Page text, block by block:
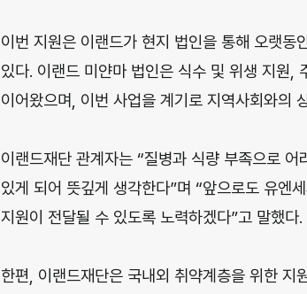
이번 지원은 이랜드가 현지 법인을 통해 오랫
있다. 이랜드 미얀마 법인은 식수 및 위생 지원,
이어왔으며, 이번 사업을 계기로 지역사회와의
이랜드재단 관계자는 “질병과 식량 부족으로
있게 되어 뜻깊게 생각한다”며 “앞으로도 유엔
지원이 전달될 수 있도록 노력하겠다”고 말했다.
한편, 이랜드재단은 국내외 취약계층을 위한